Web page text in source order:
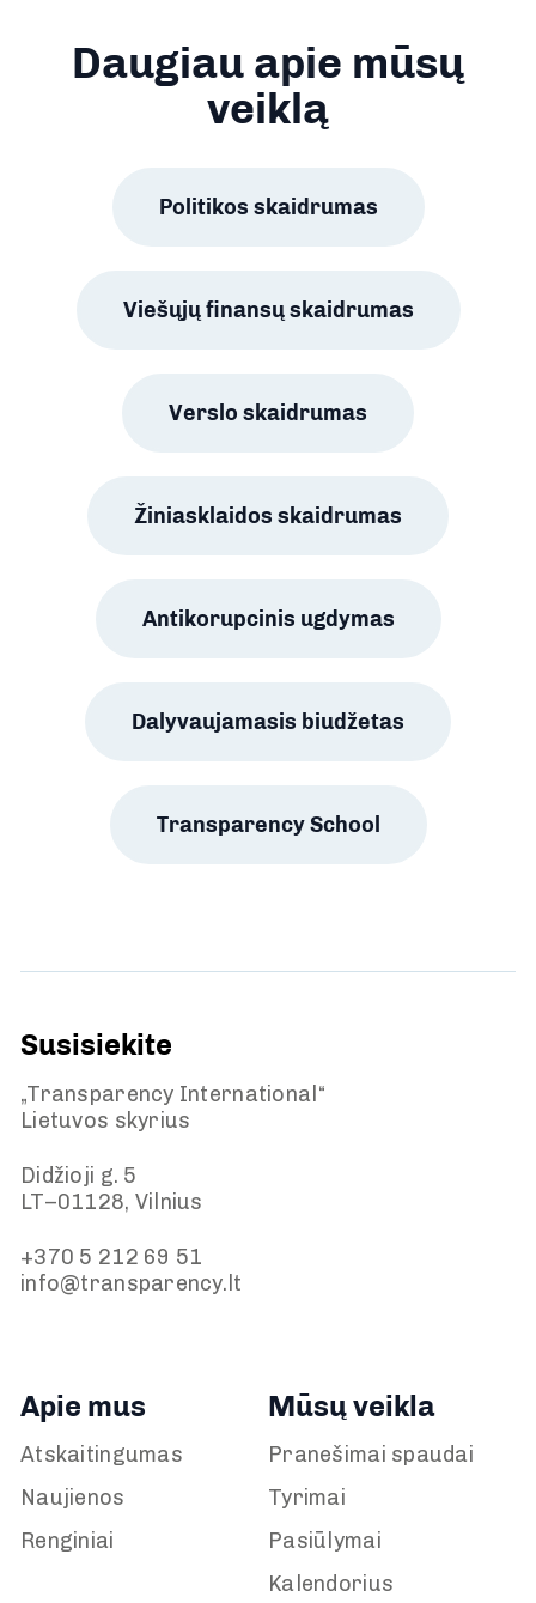
Daugiau apie mūsų
veiklą
Politikos skaidrumas
Viešųjų finansų skaidrumas
Verslo skaidrumas
Žiniasklaidos skaidrumas
Antikorupcinis ugdymas
Dalyvaujamasis biudžetas
Transparency School
Susisiekite
„Transparency International“
Lietuvos skyrius
Didžioji g. 5
LT–01128, Vilnius
+370 5 212 69 51
info@transparency.lt
Apie mus
Atskaitingumas
Naujienos
Renginiai
Mūsų veikla
Pranešimai spaudai
Tyrimai
Pasiūlymai
Kalendorius